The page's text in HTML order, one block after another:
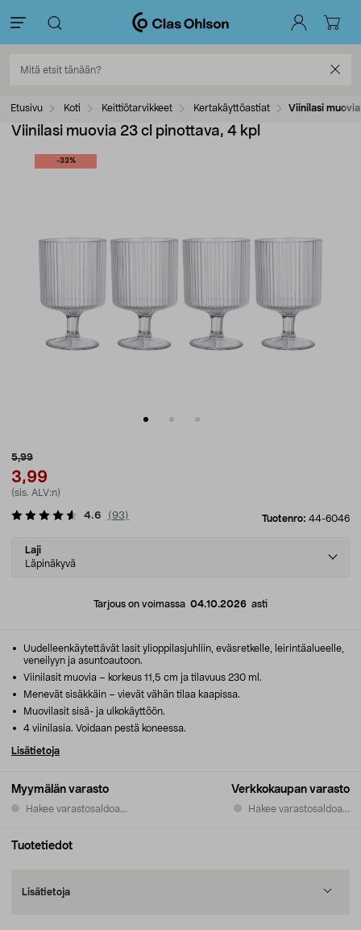
Etusivu Koti Keittiötarvikkeet Kertakäyttöastiat Viinilasi
Viinilasi muovia 23 cl pinottava, 4 kpl
-33%
5,99
3,99
(sis. ALV:n)
Tuotenro: 44-6046
4.6 (93)
Select
variant
Laji
Läpinäkyvä
Tarjous on voimassa 04.10.2026 asti
Myymälän varasto
Hakee varastosaldoa...
Verkkokaupan varasto
Hakee varastosaldoa...
Uudelleenkäytettävät lasit ylioppilasjuhliin, eväsretkelle, leirintäalueelle,
veneilyyn ja asuntoautoon.
Viinilasit muovia – korkeus 11,5 cm ja tilavuus 230 ml.
Menevät sisäkkäin – vievät vähän tilaa kaapissa.
Muovilasit sisä- ja ulkokäyttöön.
4 viinilasia. Voidaan pestä koneessa.
Lisätietoja
Tuotetiedot
Lisätietoja